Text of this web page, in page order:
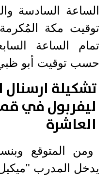
الساعة السادسة
توقيت مكة
تمام الساعة
حسب توقيت أبو
تشكيلة
ليفربول في
العاشرة
ومن المتوقع
يدخل المدرب "ميكيل